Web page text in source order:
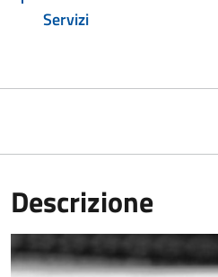
Servizi
Descrizione